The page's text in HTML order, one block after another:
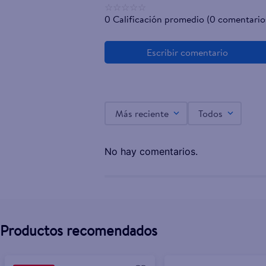
$5.00
0 Calificación promedio (0
Más reciente Todos
No hay comentarios.
Productos recomendados